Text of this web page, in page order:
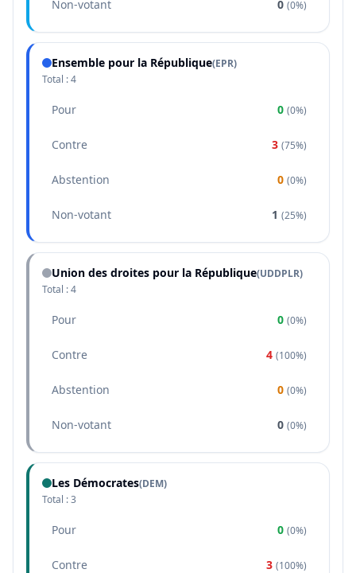
Non-votant 0 (0%)
Ensemble pour la République(EPR)
Total :4
Pour 0 (0%)
Contre 3 (75%)
Abstention 0 (0%)
Non-votant 1 (25%)
Union des droites pour la République(UDDPLR)
Total :4
Pour 0 (0%)
Contre 4 (100%)
Abstention 0 (0%)
Non-votant 0 (0%)
Les Démocrates(DEM)
Total :3
Pour 0 (0%)
Contre 3 (100%)